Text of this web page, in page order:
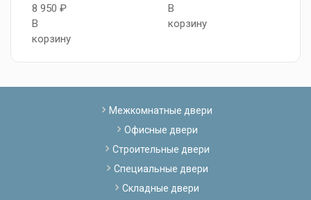
8 950 ₽
В
корзину
В
корзину
Межкомнатные двери
Офисные двери
Строительные двери
Специальные двери
Складные двери